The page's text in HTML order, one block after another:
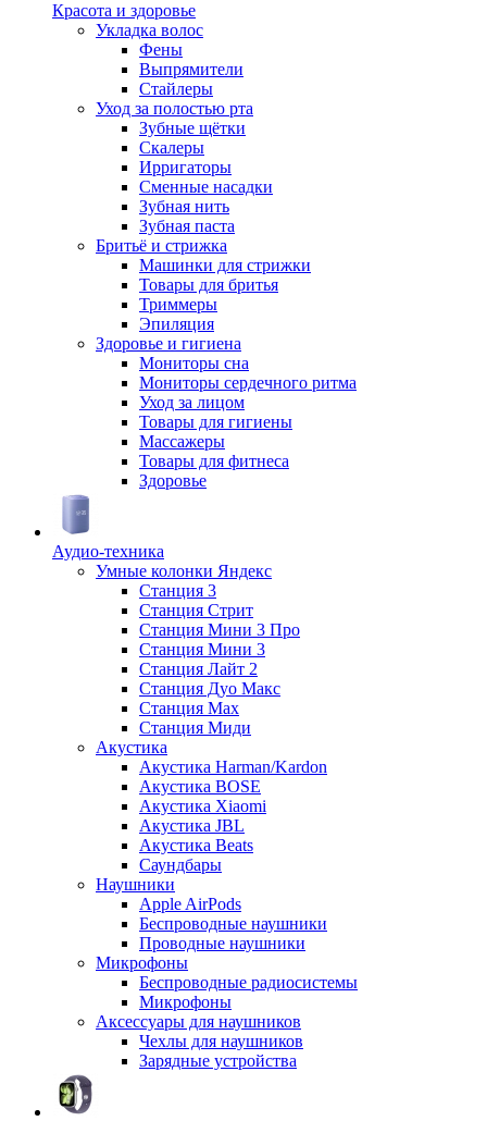
Красота и здоровье
Укладка волос
Фены
Выпрямители
Стайлеры
Уход за полостью рта
Зубные щётки
Скалеры
Ирригаторы
Сменные насадки
Зубная нить
Зубная паста
Бритьё и стрижка
Машинки для стрижки
Товары для бритья
Триммеры
Эпиляция
Здоровье и гигиена
Мониторы сна
Мониторы сердечного ритма
Уход за лицом
Товары для гигиены
Массажеры
Товары для фитнеса
Здоровье
Аудио-техника
Умные колонки Яндекс
Станция 3
Станция Стрит
Станция Мини 3 Про
Станция Мини 3
Станция Лайт 2
Станция Дуо Макс
Станция Max
Станция Миди
Акустика
Акустика Harman/Kardon
Акустика BOSE
Акустика Xiaomi
Акустика JBL
Акустика Beats
Саундбары
Наушники
Apple AirPods
Беспроводные наушники
Проводные наушники
Микрофоны
Беспроводные радиосистемы
Микрофоны
Аксессуары для наушников
Чехлы для наушников
Зарядные устройства